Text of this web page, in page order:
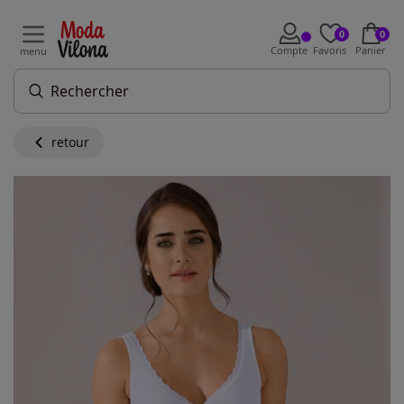
menu Compte
0
Favoris
0
Panier
retour